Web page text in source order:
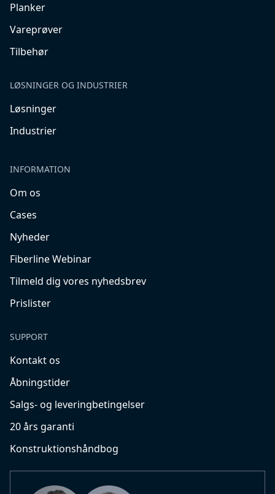
Planker
Vareprøver
Tilbehør
LØSNINGER OG INDUSTRIER
Løsninger
Industrier
INFORMATION
Om os
Cases
Nyheder
Fiberline Webinar
Tilmeld dig vores nyhedsbrev
Prislister
SUPPORT
Kontakt os
Åbningstider
Salgs- og leveringbetingelser
20 års garanti
Konstruktionshåndbog